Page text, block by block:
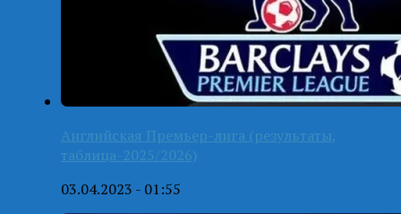
Английская Премьер-лига (результаты,
таблица-2025/2026)
03.04.2023 - 01:55